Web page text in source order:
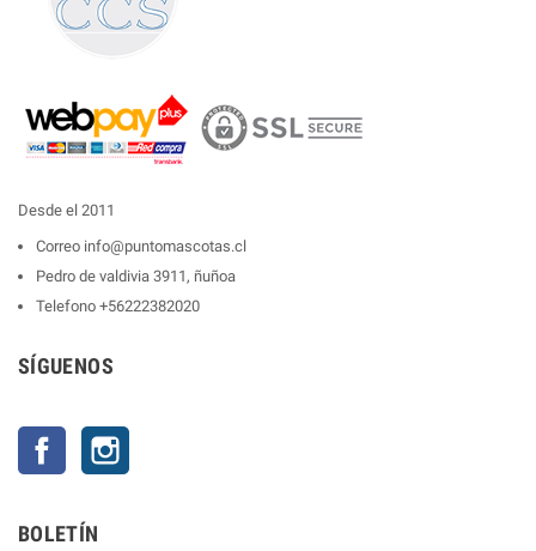
Desde el 2011
Correo info@puntomascotas.cl
Pedro de valdivia 3911, ñuñoa
Telefono +56222382020
SÍGUENOS
Facebook
BOLETÍN